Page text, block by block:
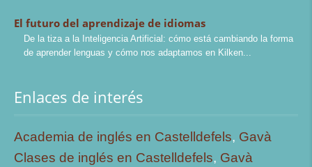
El futuro del aprendizaje de idiomas
De la tiza a la Inteligencia Artificial: cómo está cambiando la forma
de aprender lenguas y cómo nos adaptamos en Kilken
Enlaces de interés
Academia de inglés en Castelldefels, Gavà
Clases de inglés en Castelldefels, Gavà